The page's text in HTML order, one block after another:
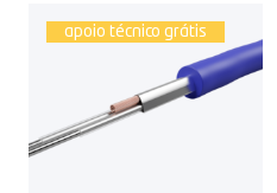
apoio técnico grátis